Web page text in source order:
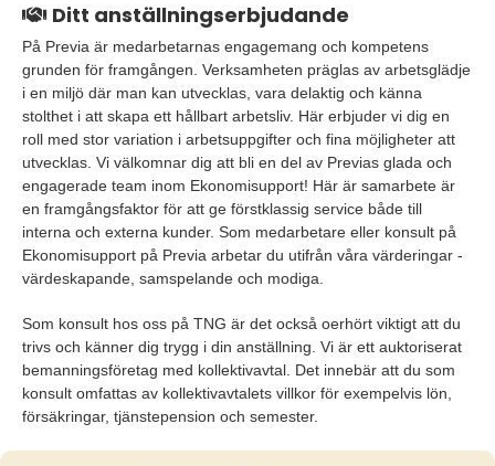
Ditt anställningserbjudande
På Previa är medarbetarnas engagemang och kompetens
grunden för framgången. Verksamheten präglas av arbetsglädje
i en miljö där man kan utvecklas, vara delaktig och känna
stolthet i att skapa ett hållbart arbetsliv. Här erbjuder vi dig en
roll med stor variation i arbetsuppgifter och fina möjligheter att
utvecklas. Vi välkomnar dig att bli en del av Previas glada och
engagerade team inom Ekonomisupport! Här är samarbete är
en framgångsfaktor för att ge förstklassig service både till
interna och externa kunder. Som medarbetare eller konsult på
Ekonomisupport på Previa arbetar du utifrån våra värderingar -
värdeskapande, samspelande och modiga.
Som konsult hos oss på TNG är det också oerhört viktigt att du
trivs och känner dig trygg i din anställning. Vi är ett auktoriserat
bemanningsföretag med kollektivavtal. Det innebär att du som
konsult omfattas av kollektivavtalets villkor för exempelvis lön,
försäkringar, tjänstepension och semester.